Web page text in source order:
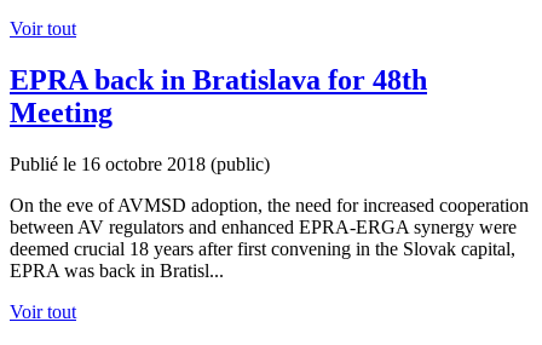
Voir tout
EPRA back in Bratislava for 48th
Meeting
Publié le 16 octobre 2018 (public)
On the eve of AVMSD adoption, the need for increased cooperation
between AV regulators and enhanced EPRA-ERGA synergy were
deemed crucial 18 years after first convening in the Slovak capital,
EPRA was back in Bratisl...
Voir tout